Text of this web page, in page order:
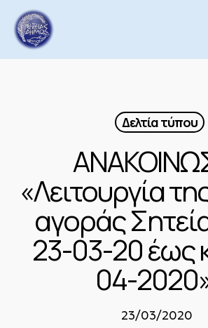
main
content
Δελτία τύπου
«Λειτουργία
αγοράς
23-03-20 έως
04-
23/03/2020